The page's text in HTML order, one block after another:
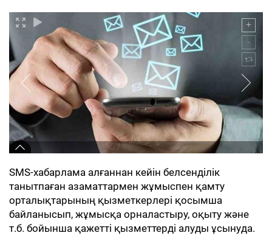
SMS-хабарлама алғаннан кейін белсенділік
танытпаған азаматтармен жұмыспен қамту
орталықтарының қызметкерлері қосымша
байланысып, жұмысқа орналастыру, оқыту және
т.б. бойынша қажетті қызметтерді алуды ұсынуда.